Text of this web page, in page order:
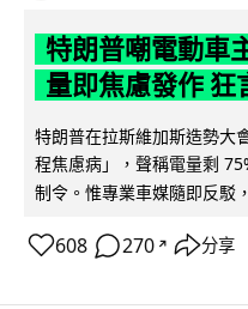
特朗普嘲電動車
量即焦慮發作 狂
特朗普在拉斯維加斯造勢大
程焦慮病」，聲稱電量剩
制令。惟專業車媒隨即反駁
608 270 ↗ 分享